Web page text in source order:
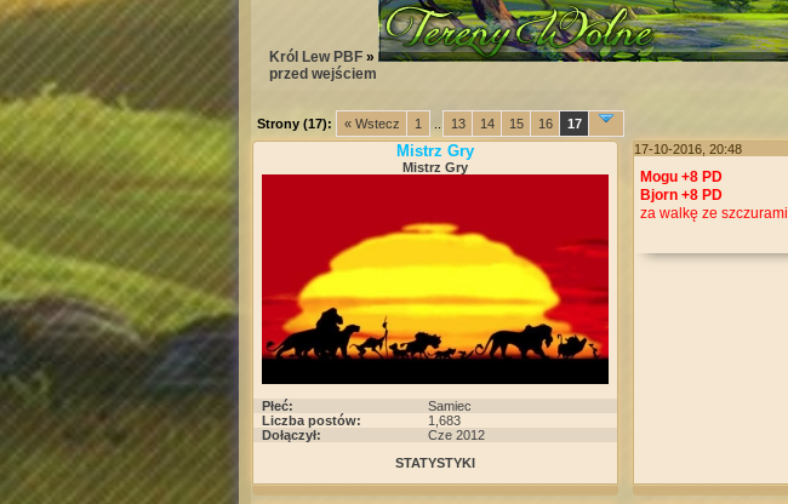
Król Lew PBF »
przed wejściem
Strony (17): « Wstecz 1 13 14 15 16 17
Mistrz Gry
Mistrz Gry
Płeć:
Samiec
Liczba postów:
1,683
Dołączył:
Cze 2012
STATYSTYKI
17-10-2016, 20:48
Mogu +8 PD
Bjorn +8 PD
za walkę ze szczurami